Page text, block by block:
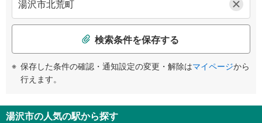
検索条件を保存する
保存した条件の確認・通知設定の変更・解除はマイページから
行えます。
湯沢市の人気の駅から探す